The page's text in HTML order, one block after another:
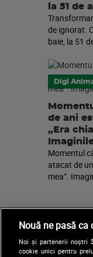
la 51 de
de ignorat.
baie, la 51
Digi
de ani
„Era
Momentul
atacat de
mea”.
Nouă ne pasă
Noi și partenerii noștri
cookie unici pentru